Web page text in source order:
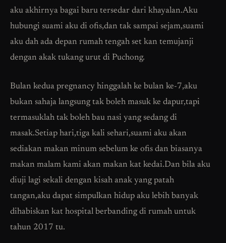
aku akhirnya bagai baru tersedar dari khayalan.Aku
hubungi suami aku di ofis,dan tak sampai sejam,suami
aku dah ada depan rumah tengah set kan temujanji
dengan akak tukang urut di Puchong.
Bulan kedua pregnancy hinggalah ke bulan ke-7,aku
bukan sahaja langsung tak boleh masuk ke dapur,tapi
termasuklah tak boleh bau nasi yang sedang di
masak.Setiap hari,tiga kali sehari,suami aku akan
sediakan makan minum sebelum ke ofis dan biasanya
makan malam kami akan makan kat kedai.Dan bila aku
diuji lagi sekali dengan kisah anak yang patah
tangan,aku dapat simpulkan hidup aku lebih banyak
dihabiskan kat hospital berbanding di rumah untuk
tahun 2017 tu.